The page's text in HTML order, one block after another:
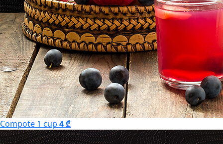
Compote 1 cup 4 ₾